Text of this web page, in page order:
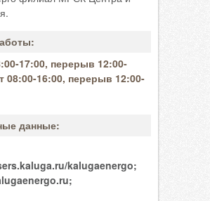
17:00, перерыв 12:00-
08:00-16:00, перерыв 12:00-
данные:
kalugaenergo;